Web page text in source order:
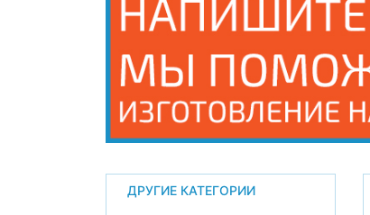
ДРУГИЕ КАТЕГОРИИ